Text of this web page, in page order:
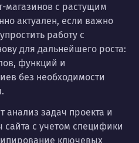
магазинов с растущим
актуален, если важно
работу с
для дальнейшего роста:
функций и
без необходимости
анализ задач проекта и
с учетом специфики
ключевых